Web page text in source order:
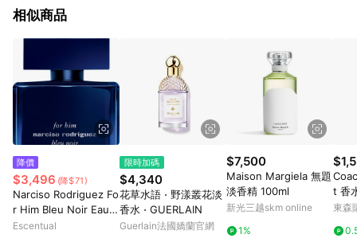
相似商品
降價
$3,496 (降$71)
Narciso Rodriguez Fo
r Him Bleu Noir Eau d
e Parfum Spray 100m
Escentual
限時加碼
$4,340
花草水語 ⋅ 野漾叢花淡
香水 ⋅ GUERLAIN
Guerlain法國嬌蘭官網
$7,500
Maison Margiela 無題
淡香精 100ml
新光三越skm online
1%
t 香
東森